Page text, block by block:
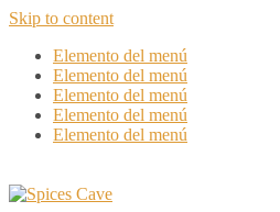
Skip to content
Elemento del menú
Elemento del menú
Elemento del menú
Elemento del menú
Elemento del menú